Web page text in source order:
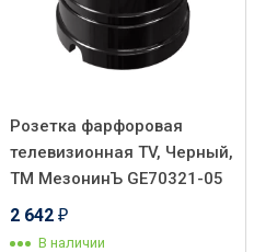
Розетка фарфоровая
телевизионная TV, Черный,
ТМ МезонинЪ GE70321-05
2 642 ₽
В наличии